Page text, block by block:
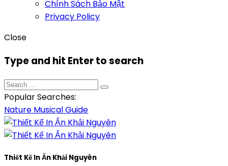
Chính Sách Bảo Mật
Privacy Policy
Close
Type and hit Enter to search
Popular Searches:
Nature MusicalGuide
Thiết Kế In Ấn Khải Nguyên